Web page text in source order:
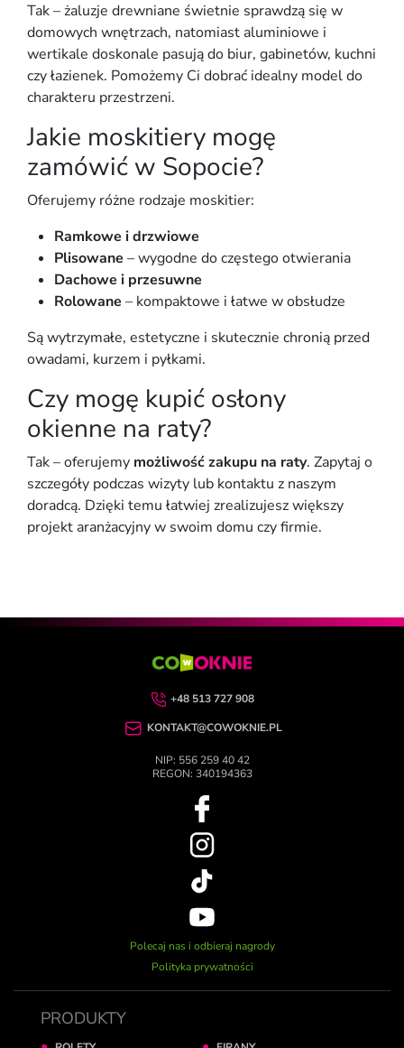
Tak – żaluzje drewniane świetnie sprawdzą się w
domowych wnętrzach, natomiast aluminiowe i
wertikale doskonale pasują do biur, gabinetów, kuchni
czy łazienek. Pomożemy Ci dobrać idealny model do
charakteru przestrzeni.
Jakie moskitiery mogę
zamówić w Sopocie?
Oferujemy różne rodzaje moskitier:
Ramkowe i drzwiowe
Plisowane – wygodne do częstego otwierania
Dachowe i przesuwne
Rolowane – kompaktowe i łatwe w obsłudze
Są wytrzymałe, estetyczne i skutecznie chronią przed
owadami, kurzem i pyłkami.
Czy mogę kupić osłony
okienne na raty?
Tak – oferujemy możliwość zakupu na raty. Zapytaj o
szczegóły podczas wizyty lub kontaktu z naszym
doradcą. Dzięki temu łatwiej zrealizujesz większy
projekt aranżacyjny w swoim domu czy firmie.
+48 513 727 908
KONTAKT@COWOKNIE.PL
NIP: 556 259 40 42
REGON: 340194363
Polecaj nas i odbieraj nagrody
Polityka prywatności
PRODUKTY